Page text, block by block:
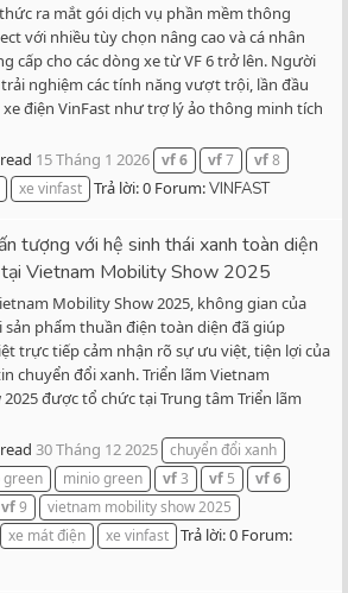
ra mắt gói dịch vụ phần mềm thông
với nhiều tùy chọn nâng cao và cá nhân
cấp cho các dòng xe từ VF 6 trở lên. Người
nghiệm các tính năng vượt trội, lần đầu
điện VinFast như trợ lý ảo thông minh tích
15 Tháng 1 2026 vf6 vf7 vf8
xe vinfast Trả lời: 0 Forum:VINFAST
tượng với hệ sinh thái xanh toàn diện
Vietnam Mobility Show 2025
Mobility Show 2025, không gian của
sản phẩm thuần điện toàn diện đã giúp
trực tiếp cảm nhận rõ sự ưu việt, tiện lợi của
chuyển đổi xanh. Triển lãm Vietnam
được tổ chức tại Trung tâm Triển lãm
30 Tháng 12 2025 chuyển đổi xanh
green minio green vf3 vf 5 vf6
vf9
vietnam mobility show 2025
xe mát điện xe vinfast Trả lời: 0 Forum: